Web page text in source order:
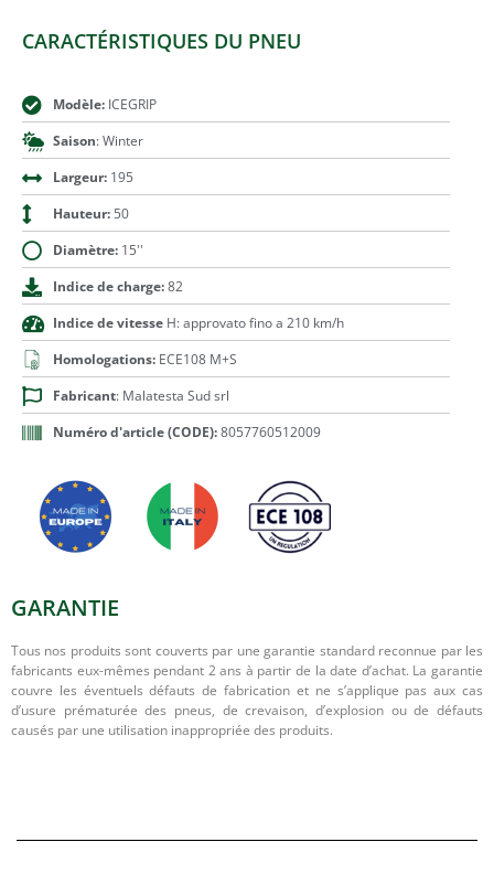
CARACTÉRISTIQUES DU PNEU
Modèle:ICEGRIP
Saison: Winter
Largeur:195
Hauteur:50
Diamètre:15''
Indice de charge:82
Indice de vitesse H: approvato fino a 210 km/h
Homologations:ECE108 M+S
Fabricant: Malatesta Sud srl
Numéro d'article (CODE):8057760512009
GARANTIE
Tous nos produits sont couverts par une garantie standard reconnue par les
fabricants eux-mêmes pendant 2 ans à partir de la date d’achat. La garantie
couvre les éventuels défauts de fabrication et ne s’applique pas aux cas
d’usure prématurée des pneus, de crevaison, d’explosion ou de défauts
causés par une utilisation inappropriée des produits.